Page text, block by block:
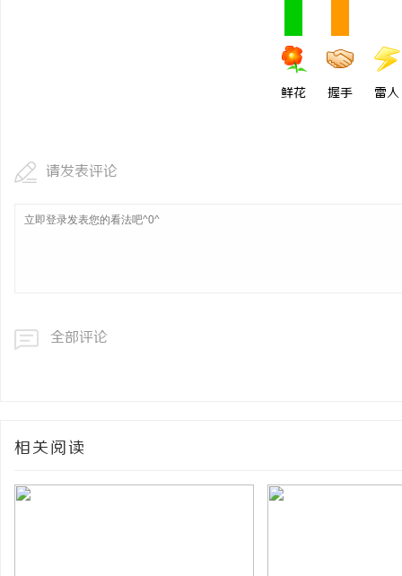
鲜花 握手 雷人
请发表评论
全部评论
相关阅读
游戏行业的“版权保卫
不开版权律师